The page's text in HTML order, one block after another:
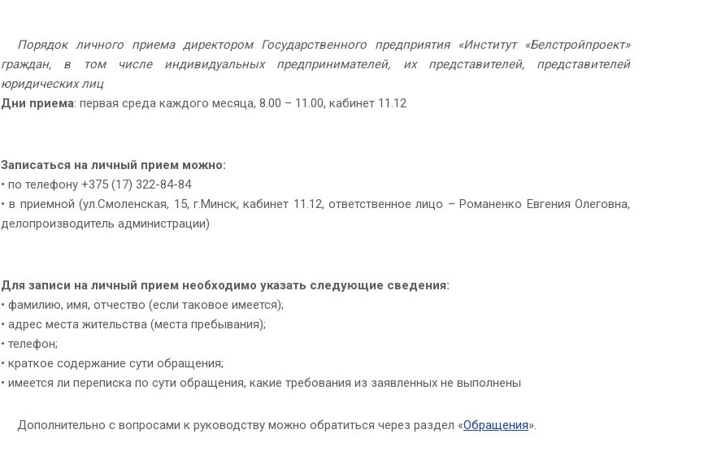
Порядок личного приема директором Государственного предприятия «Институт «Белстройпроект»
граждан, в том числе индивидуальных предпринимателей, их представителей, представителей
юридических лиц
Дни приема: первая среда каждого месяца, 8.00 – 11.00, кабинет 11.12
Записаться на личный прием можно:
• по телефону +375 (17) 322-84-84
• в приемной (ул.Смоленская, 15, г.Минск, кабинет 11.12, ответственное лицо – Романенко Евгения Олеговна,
делопроизводитель администрации)
Для записи на личный прием необходимо указать следующие сведения:
• фамилию, имя, отчество (если таковое имеется);
• адрес места жительства (места пребывания);
• телефон;
• краткое содержание сути обращения;
• имеется ли переписка по сути обращения, какие требования из заявленных не выполнены
Дополнительно с вопросами к руководству можно обратиться через раздел «Обращения».